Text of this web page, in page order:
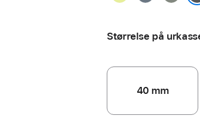
Størrelse på
40 mm